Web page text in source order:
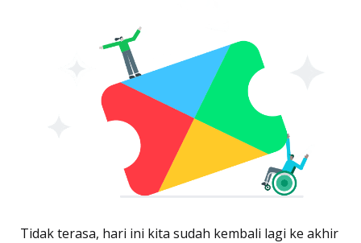
Tidak terasa, hari ini kita sudah kembali lagi ke akhir